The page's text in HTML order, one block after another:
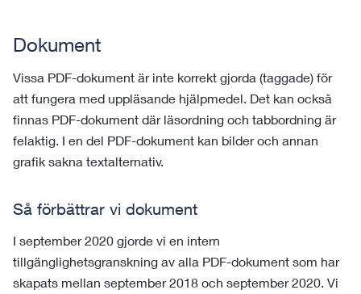
Dokument
Vissa PDF-dokument är inte korrekt gjorda (taggade) för
att fungera med uppläsande hjälpmedel. Det kan också
finnas PDF-dokument där läsordning och tabbordning är
felaktig. I en del PDF-dokument kan bilder och annan
grafik sakna textalternativ.
Så förbättrar vi dokument
I september 2020 gjorde vi en intern
tillgänglighetsgranskning av alla PDF-dokument som har
skapats mellan september 2018 och september 2020. Vi